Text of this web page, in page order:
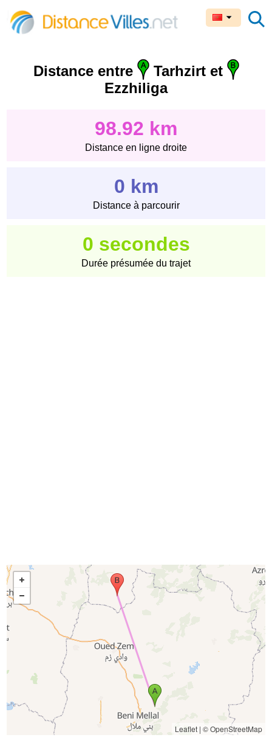
Distance entre
Tarhzirt et
Ezzhiliga
98.92 km
Distance en ligne droite
0 km
Distance à parcourir
0 secondes
Durée présumée du trajet
Leaflet| © OpenStreetMap